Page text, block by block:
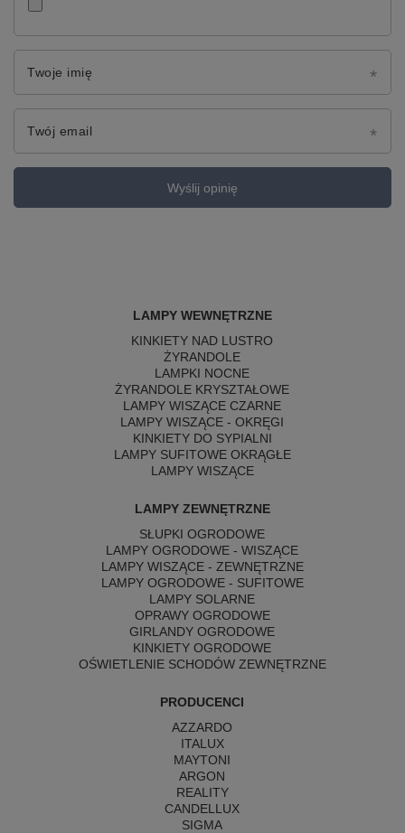
Twoje imię
Twój email
Wyślij opinię
LAMPY WEWNĘTRZNE
KINKIETY NAD LUSTRO
ŻYRANDOLE
LAMPKI NOCNE
ŻYRANDOLE KRYSZTAŁOWE
LAMPY WISZĄCE CZARNE
LAMPY WISZĄCE - OKRĘGI
KINKIETY DO SYPIALNI
LAMPY SUFITOWE OKRĄGŁE
LAMPY WISZĄCE
LAMPY ZEWNĘTRZNE
SŁUPKI OGRODOWE
LAMPY OGRODOWE - WISZĄCE
LAMPY WISZĄCE - ZEWNĘTRZNE
LAMPY OGRODOWE - SUFITOWE
LAMPY SOLARNE
OPRAWY OGRODOWE
GIRLANDY OGRODOWE
KINKIETY OGRODOWE
OŚWIETLENIE SCHODÓW ZEWNĘTRZNE
PRODUCENCI
AZZARDO
ITALUX
MAYTONI
ARGON
REALITY
CANDELLUX
SIGMA